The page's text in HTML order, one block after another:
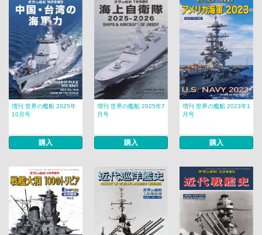
増刊 世界の艦船 2025年
10月号
購入
増刊 世界の艦船 2025年7
月号
購入
増刊 世界の艦船 2023年1
月号
購入